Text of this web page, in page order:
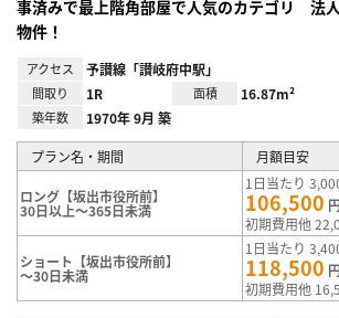
事済みで最上階角部屋で人気のカテゴリ 法
物件！
アクセス 予讃線「讃岐府中駅」
間取り 1R 面積 16.87m²
築年数 1970年 9月 築
プラン名・期間 月額目安
ロング【坂出市役所前】
30日以上～365日未満
1日当たり
106,500
初期費用他
ショート【坂出市役所前】
～30日未満
1日当たり
118,500
初期費用他